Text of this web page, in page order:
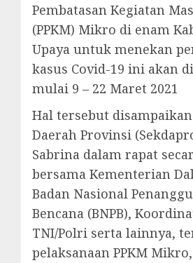
Pembatasan Kegiatan
(PPKM) Mikro di enam
Upaya untuk menekan
kasus Covid-19 ini akan
mulai 9 – 22 Maret 2021
Hal tersebut
Daerah Provinsi
Sabrina dalam rapat
bersama Kementerian
Badan Nasional
Bencana (BNPB),
TNI/Polri serta lainnya,
pelaksanaan PPKM